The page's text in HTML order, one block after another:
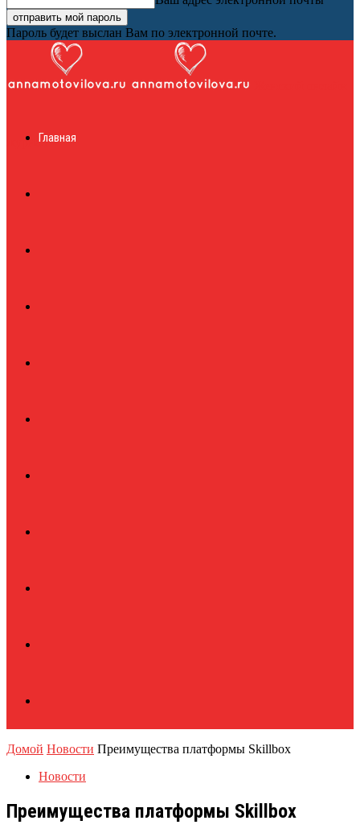
Пароль будет выслан Вам по электронной почте.
журналГлавная
Домой Новости Преимущества платформы Skillbox
Новости
Преимущества платформы Skillbox